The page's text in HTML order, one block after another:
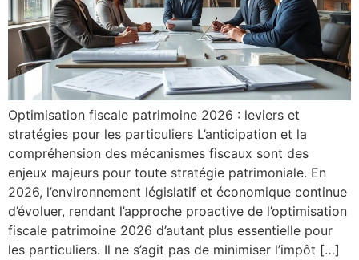
Optimisation fiscale patrimoine 2026 : leviers et
stratégies pour les particuliers L’anticipation et la
compréhension des mécanismes fiscaux sont des
enjeux majeurs pour toute stratégie patrimoniale. En
2026, l’environnement législatif et économique continue
d’évoluer, rendant l’approche proactive de l’optimisation
fiscale patrimoine 2026 d’autant plus essentielle pour
les particuliers. Il ne s’agit pas de minimiser l’impôt […]